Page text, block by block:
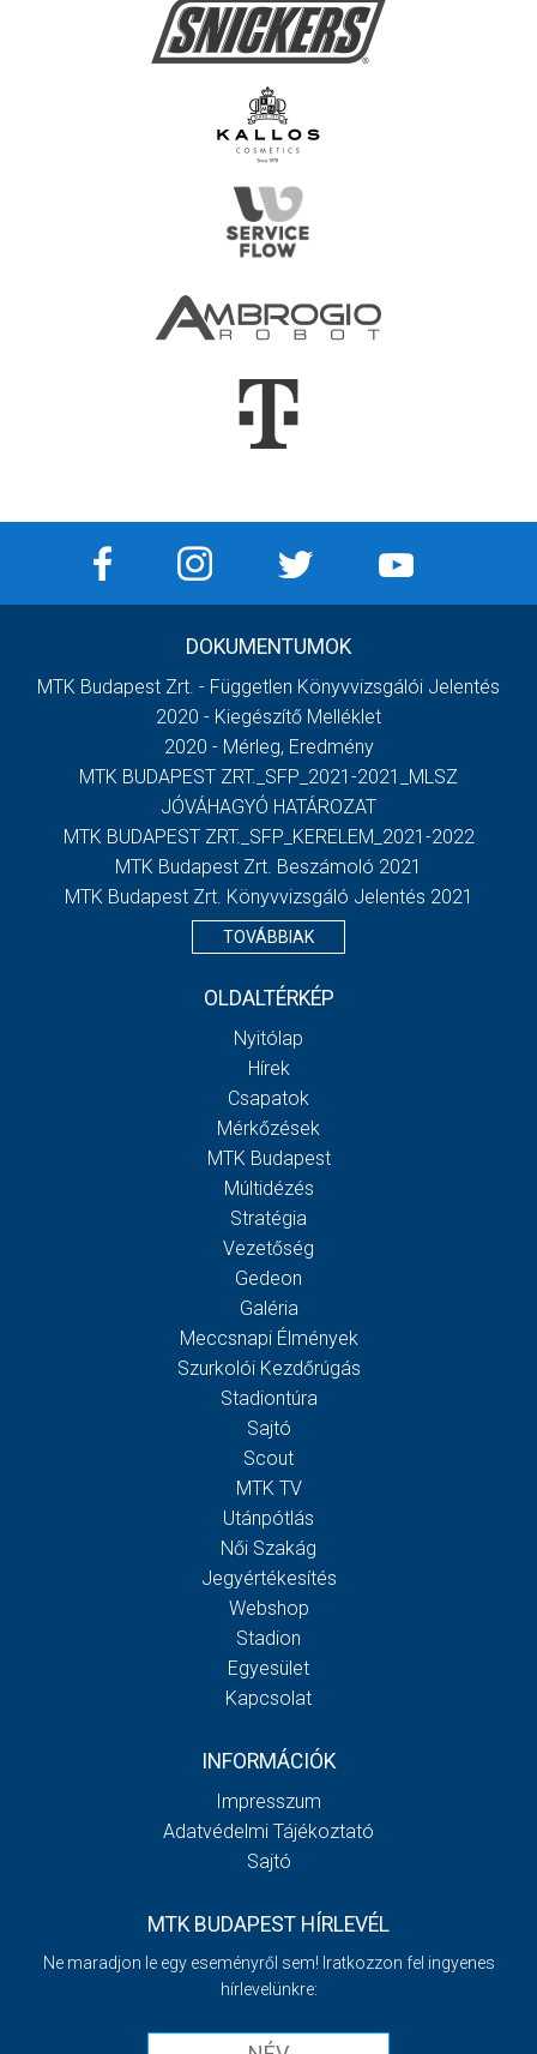
DOKUMENTUMOK
MTK Budapest Zrt. - Független Könyvvizsgálói Jelentés
2020 - Kiegészítő Melléklet
2020 - Mérleg, Eredmény
MTK BUDAPEST ZRT._SFP_2021-2021_MLSZ
JÓVÁHAGYÓ HATÁROZAT
MTK BUDAPEST ZRT._SFP_KERELEM_2021-2022
MTK Budapest Zrt. Beszámoló 2021
MTK Budapest Zrt. Könyvvizsgáló Jelentés 2021
TOVÁBBIAK
OLDALTÉRKÉP
Nyitólap
Hírek
Csapatok
Mérkőzések
MTK Budapest
Múltidézés
Stratégia
Vezetőség
Gedeon
Galéria
Meccsnapi Élmények
Szurkolói Kezdőrúgás
Stadiontúra
Sajtó
Scout
MTK TV
Utánpótlás
Női Szakág
Jegyértékesítés
Webshop
Stadion
Egyesület
Kapcsolat
INFORMÁCIÓK
Impresszum
Adatvédelmi Tájékoztató
Sajtó
MTK BUDAPEST HÍRLEVÉL
Ne maradjon le egy eseményről sem! Iratkozzon fel ingyenes
hírlevelünkre: